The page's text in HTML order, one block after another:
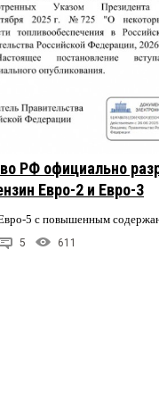
8 ноября 2025 в 11:55:
конфликт интересов в
которые
района и
Галдин-гурьянов 8
уж Губернатор мог
численностью 30
РФ официально
Евро-2 и Евро-3
5 с повышенным
5 611